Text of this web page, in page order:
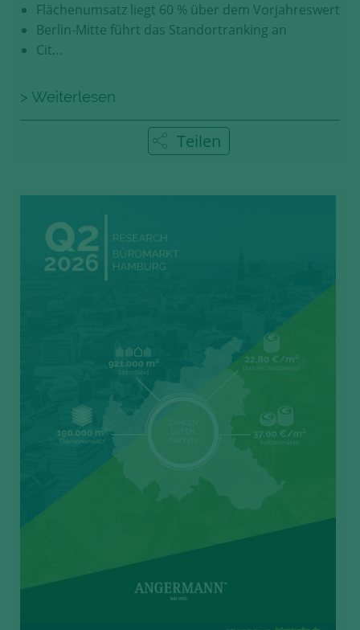
Flächenumsatz liegt 60 % über dem Vorjahreswert
Berlin-Mitte führt das Standortranking an
Cit…
> Weiterlesen
Teilen